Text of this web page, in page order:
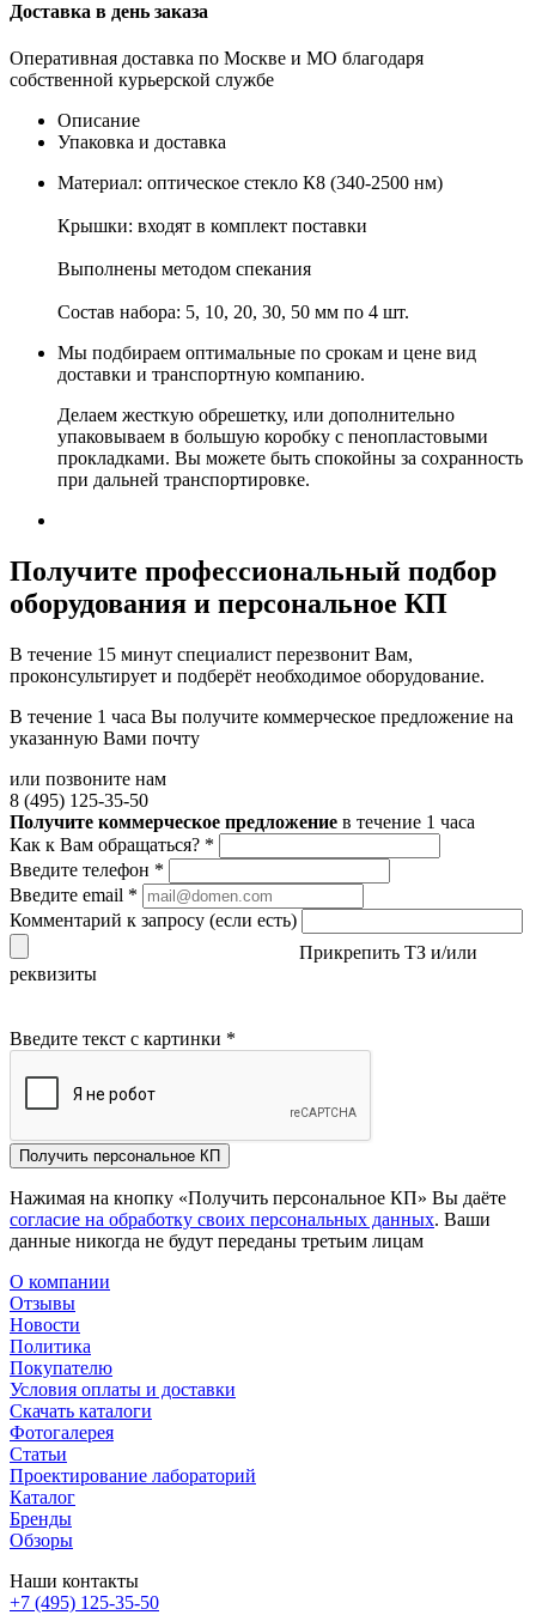
Доставка в день заказа
Оперативная доставка по Москве и МО благодаря
собственной курьерской службе
Описание
Упаковка и доставка
Материал: оптическое стекло К8 (340-2500 нм)
Крышки: входят в комплект поставки
Выполнены методом спекания
Состав набора: 5, 10, 20, 30, 50 мм по 4 шт.
Мы подбираем оптимальные по срокам и цене вид
доставки и транспортную компанию.
Делаем жесткую обрешетку, или дополнительно
упаковываем в большую коробку с пенопластовыми
прокладками. Вы можете быть спокойны за сохранность
при дальней транспортировке.
Получите профессиональный подбор
оборудования и персональное КП
В течение 15 минут специалист перезвонит Вам,
проконсультирует и подберёт необходимое оборудование.
В течение 1 часа Вы получите коммерческое предложение на
указанную Вами почту
или позвоните нам
8 (495) 125-35-50
Получите коммерческое предложение в течение 1 часа
Как к Вам обращаться? *
Введите телефон *
Введите email *
Комментарий к запросу (если есть)
Прикрепить ТЗ и/или
реквизиты
Введите текст с картинки *
Получить персональное КП
Нажимая на кнопку «Получить персональное КП» Вы даёте
согласие на обработку своих персональных данных. Ваши
данные никогда не будут переданы третьим лицам
О компании
Отзывы
Новости
Политика
Покупателю
Условия оплаты и доставки
Скачать каталоги
Фотогалерея
Статьи
Проектирование лабораторий
Каталог
Бренды
Обзоры
Наши контакты
+7 (495) 125-35-50